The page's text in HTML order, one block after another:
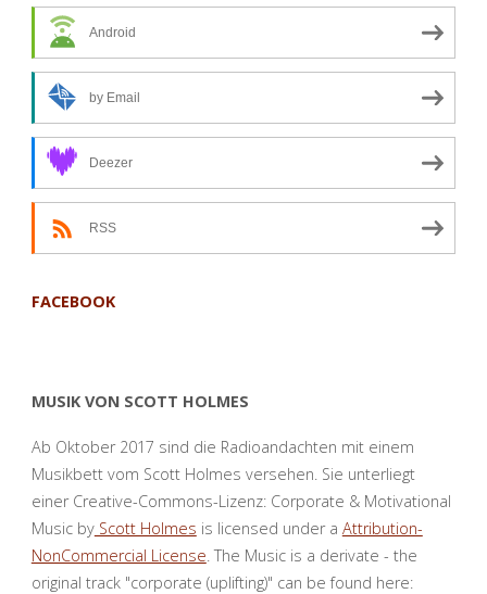
–
oder
Noten
Android
by Email
Deezer
RSS
FACEBOOK
MUSIK VON SCOTT HOLMES
Ab Oktober 2017 sind die Radioandachten mit einem
Musikbett vom Scott Holmes versehen. Sie unterliegt
einer Creative-Commons-Lizenz: Corporate & Motivational
Music byScott Holmes is licensed under a Attribution-
NonCommercial License. The Music is a derivate - the
original track "corporate (uplifting)" can be found here: